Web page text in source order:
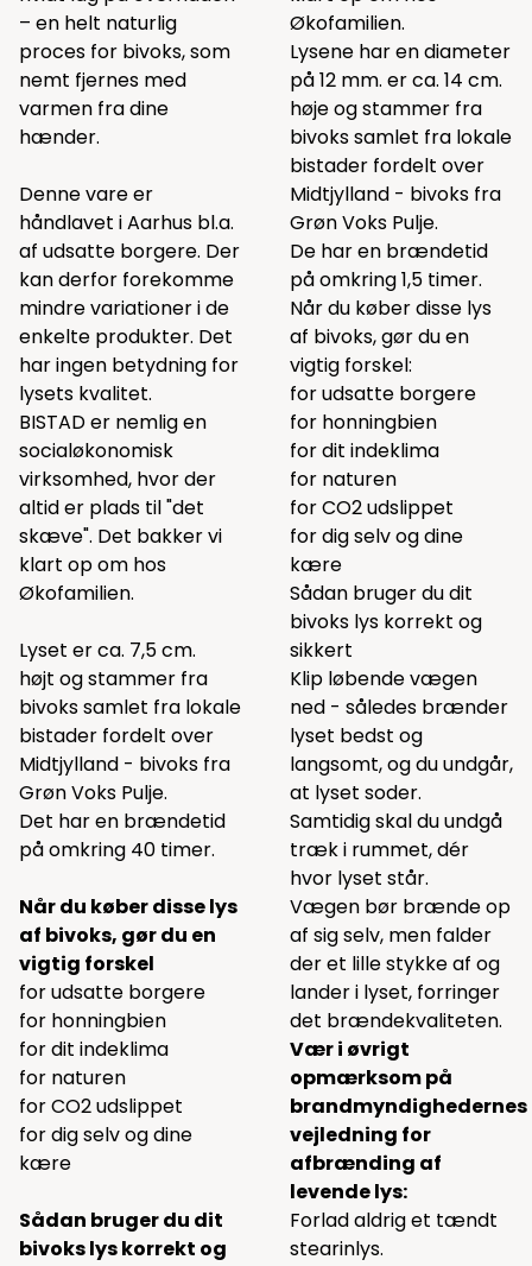
– en helt naturlig
proces for bivoks, som
nemt fjernes med
varmen fra dine
hænder.
Denne vare er
håndlavet i Aarhus bl.a.
af udsatte borgere. Der
kan derfor forekomme
mindre variationer i de
enkelte produkter. Det
har ingen betydning for
lysets kvalitet.
BISTAD er nemlig en
socialøkonomisk
virksomhed, hvor der
altid er plads til "det
skæve". Det bakker vi
klart op om hos
Økofamilien.
Lyset er ca. 7,5 cm.
højt og stammer fra
bivoks samlet fra lokale
bistader fordelt over
Midtjylland - bivoks fra
Grøn Voks Pulje.
Det har en brændetid
på omkring 40 timer.
Når du køber disse lys
af bivoks, gør du en
vigtig forskel
for udsatte borgere
for honningbien
for dit indeklima
for naturen
for CO2 udslippet
for dig selv og dine
kære
Sådan bruger du dit
bivoks lys korrekt og
Økofamilien.
Lysene har en diameter
på 12 mm. er ca. 14 cm.
høje og stammer fra
bivoks samlet fra lokale
bistader fordelt over
Midtjylland - bivoks fra
Grøn Voks Pulje.
De har en brændetid
på omkring 1,5 timer.
Når du køber disse lys
af bivoks, gør du en
vigtig forskel:
for udsatte borgere
for honningbien
for dit indeklima
for naturen
for CO2 udslippet
for dig selv og dine
kære
Sådan bruger du dit
bivoks lys korrekt og
sikkert
Klip løbende vægen
ned - således brænder
lyset bedst og
langsomt, og du undgår,
at lyset soder.
Samtidig skal du undgå
træk i rummet, dér
hvor lyset står.
Vægen bør brænde op
af sig selv, men falder
der et lille stykke af og
lander i lyset, forringer
det brændekvaliteten.
Vær i øvrigt
opmærksom på
brandmyndighedernes
vejledning for
afbrænding af
levende lys:
Forlad aldrig et tændt
stearinlys.